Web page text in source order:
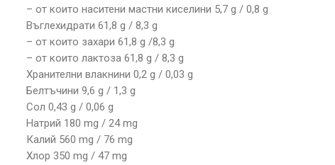
– от които наситени мастни киселини 5,7 g / 0,8 g
Въглехидрати 61,8 g / 8,3 g
– от които захари 61,8 g /8,3 g
– от които лактоза 61,8 g / 8,3 g
Хранителни влакнини 0,2 g / 0,03 g
Белтъчини 9,6 g / 1,3 g
Сол 0,43 g / 0,06 g
Натрий 180 mg / 24 mg
Калий 560 mg / 76 mg
Хлор 350 mg / 47 mg